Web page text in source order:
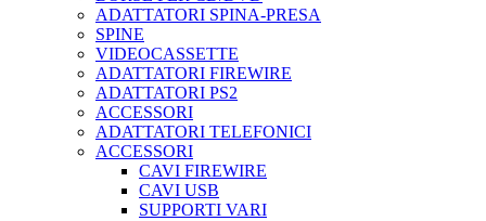
ADATTATORI SPINA-PRESA
SPINE
VIDEOCASSETTE
ADATTATORI FIREWIRE
ADATTATORI PS2
ACCESSORI
ADATTATORI TELEFONICI
ACCESSORI
CAVI FIREWIRE
CAVI USB
SUPPORTI VARI